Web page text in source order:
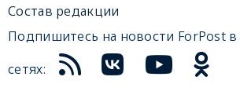
Состав редакции
Подпишитесь на новости ForPost
сетях: